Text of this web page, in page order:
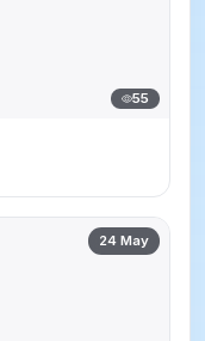
55
24 May